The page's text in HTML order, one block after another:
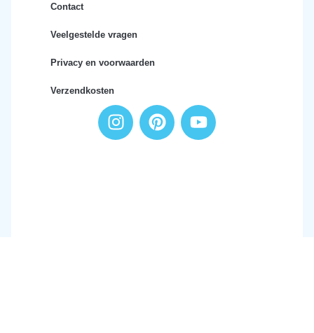
Contact
Veelgestelde vragen
Privacy en voorwaarden
Verzendkosten